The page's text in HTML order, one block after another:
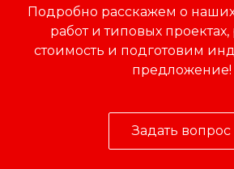
Подробно расскажем о наших
работ и типовых проектах,
стоимость и подготовим
предложение!
Задать вопрос